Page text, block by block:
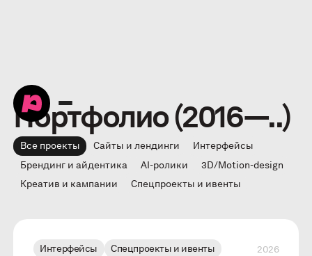
Портфолио (2016—..)
Все проекты Сайты и лендинги
Интерфейсы
Брендинг и айдентика
AI-ролики
3D/Motion-design
Креатив и кампании
Спецпроекты и ивенты
Интерфейсы
Спецпроекты и ивенты
2026